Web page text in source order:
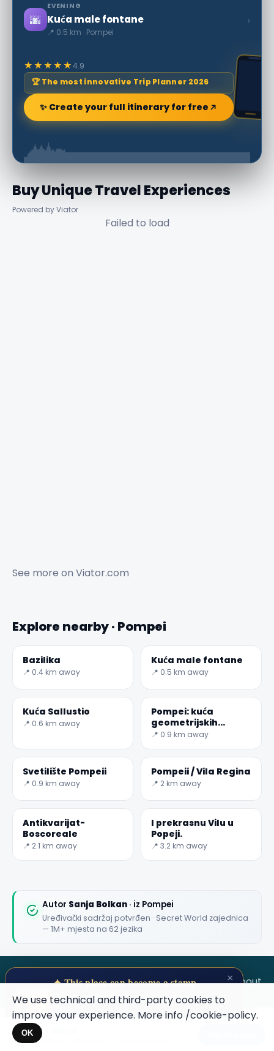
🌆
EVENING
Kuća male fontane
📍 0.5 km · Pompei
›
★★★★★4.9
🏆 The most innovative Trip Planner 2026
✨ Create your full itinerary for free
Buy Unique Travel Experiences
Powered by Viator
Failed to load
See more on Viator.com
Explore nearby · Pompei
Bazilika
📍 0.4 km away
Kuća male fontane
📍 0.5 km away
Kuća Sallustio
📍 0.6 km away
Pompei: kuća
geometrijskih
mozaika
📍 0.9 km away
Svetilište Pompeii
📍 0.9 km away
Pompeii / Vila Regina
📍 2 km away
Antikvarijat-
Boscoreale
📍 2.1 km away
I prekrasnu Vilu u
Popeji.
📍 3.2 km away
Autor Sanja Bolkan · iz Pompei
Uređivački sadržaj potvrđen · Secret World zajednica
— 1M+ mjesta na 62 jezika
SECRET WORLD TermsPrivacyAbout
✕
🏆🏆 #1 Trip Planner 2026
Rated best travel app worldwide
★★★★★
Keep Exploring the World
We use technical and third-party cookies to
improve your experience. More info /cookie-policy.
OK
× Secret World
Hidden places, real stories — plan your trip
×
✦ This place can become a stamp
Collect secret places in your Secret